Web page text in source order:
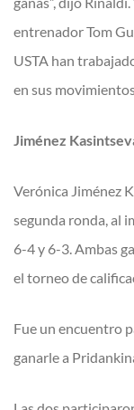
entrenador Tom
USTA han
en sus
Jiménez
Verónica Jiménez
segunda ronda, al
6-4 y 6-3. Ambas
el torneo de
Fue un encuentro
ganarle a